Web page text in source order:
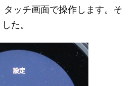
ッチ画面で操作します。そ
た。